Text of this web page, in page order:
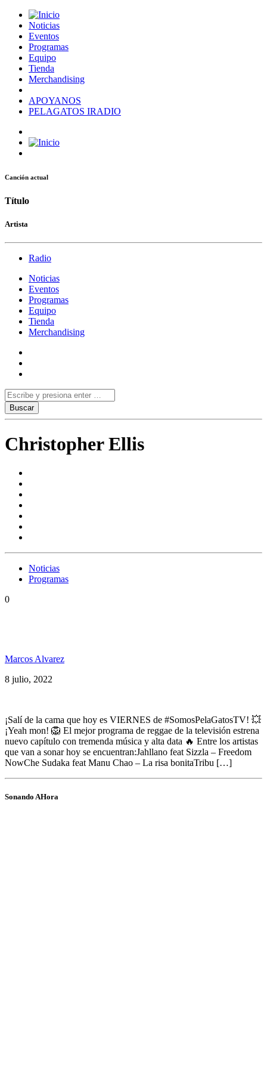
Noticias
Eventos
Programas
Equipo
Tienda
Merchandising
APOYANOS
PELAGATOS IRADIO
Canción actual
Título
Artista
Radio
Noticias
Eventos
Programas
Equipo
Tienda
Merchandising
Christopher Ellis
Noticias
Programas
0
Marcos Alvarez
8 julio, 2022
¡Salí de la cama que hoy es VIERNES de #SomosPelaGatosTV! 💥
¡Yeah mon! 🦁 El mejor programa de reggae de la televisión estrena
nuevo capítulo con tremenda música y alta data 🔥 Entre los artistas
que van a sonar hoy se encuentran:Jahllano feat Sizzla – Freedom
NowChe Sudaka feat Manu Chao – La risa bonitaTribu […]
Sonando AHora